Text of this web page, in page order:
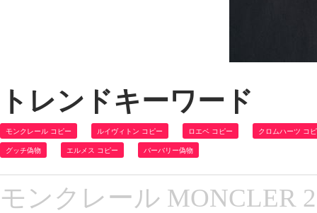
トレンドキーワード
モンクレール コピー ルイヴィトン コピー ロエベ コピー クロムハーツ コ
グッチ偽物 エルメス コピー バーバリー偽物
モンクレール MONCLER